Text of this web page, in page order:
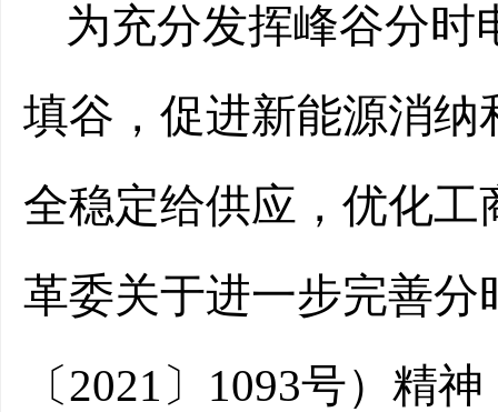
为充分发挥峰谷分时
填谷，促进新能源消
全稳定给供应，优化
革委关于进一步完善
〔2021〕1093号）精